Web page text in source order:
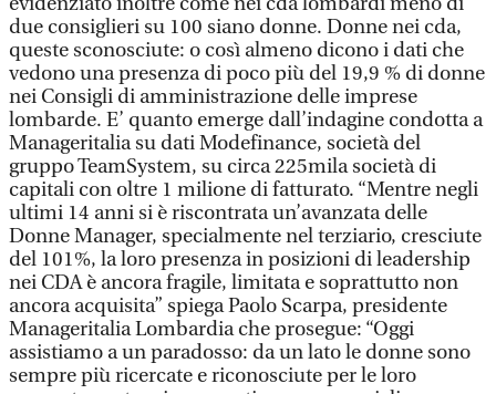
due consiglieri su 100 siano donne. Donne nei cda,
queste sconosciute: o così almeno dicono i dati che
vedono una presenza di poco più del 19,9 % di donne
nei Consigli di amministrazione delle imprese
lombarde. E’ quanto emerge dall’indagine condotta a
Manageritalia su dati Modefinance, società del
gruppo TeamSystem, su circa 225mila società di
capitali con oltre 1 milione di fatturato. “Mentre negli
ultimi 14 anni si è riscontrata un’avanzata delle
Donne Manager, specialmente nel terziario, cresciute
del 101%, la loro presenza in posizioni di leadership
nei CDA è ancora fragile, limitata e soprattutto non
ancora acquisita” spiega Paolo Scarpa, presidente
Manageritalia Lombardia che prosegue: “Oggi
assistiamo a un paradosso: da un lato le donne sono
sempre più ricercate e riconosciute per le loro